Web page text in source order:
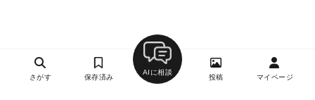
さがす 保存済み
AIに相談
投稿 マイページ